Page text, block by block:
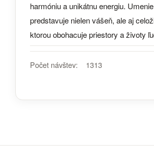
harmóniu a unikátnu energiu.
predstavuje nielen vášeň, ale aj
ktorou obohacuje priestory a životy
Počet návštev: 1313